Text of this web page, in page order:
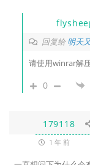
回复给明天
请使用winrar解
0
179118
1 年 前